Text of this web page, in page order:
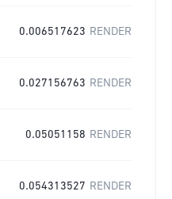
0.006517623 RENDER
0.027156763 RENDER
0.05051158 RENDER
0.054313527 RENDER